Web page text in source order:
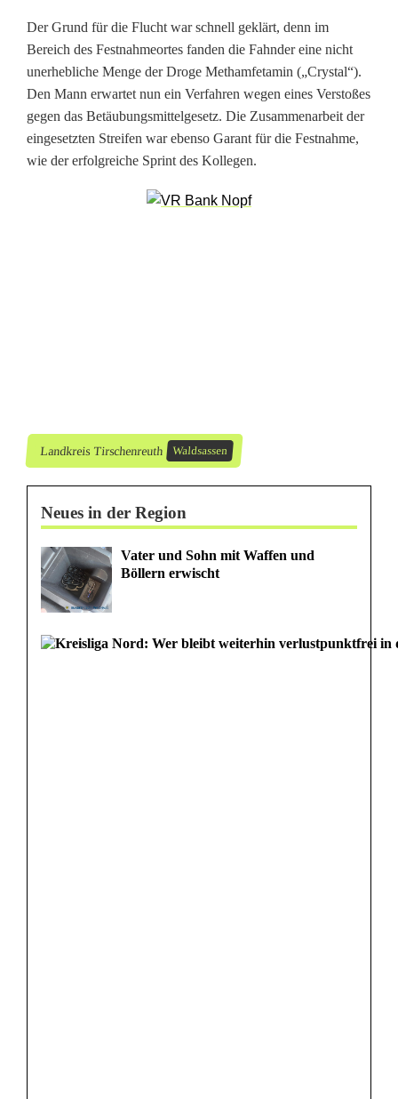
k
e
-
F
i
m
Der Grund für die Flucht war schnell geklärt, denn im
Bereich des Festnahmeortes fanden die Fahnder eine nicht
unerhebliche Menge der Droge Methamfetamin („Crystal“).
Den Mann erwartet nun ein Verfahren wegen eines Verstoßes
gegen das Betäubungsmittelgesetz. Die Zusammenarbeit der
eingesetzten Streifen war ebenso Garant für die Festnahme,
wie der erfolgreiche Sprint des Kollegen.
Landkreis Tirschenreuth Waldsassen
Neues in der Region
Vater und Sohn mit Waffen und
Böllern erwischt